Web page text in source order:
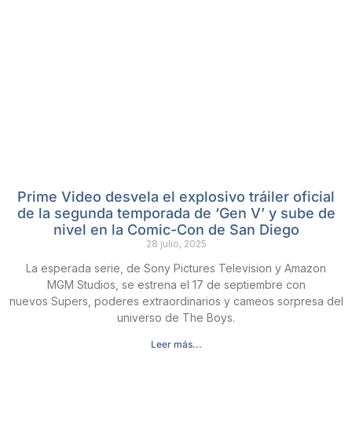
Prime Video desvela el explosivo tráiler oficial
de la segunda temporada de ‘Gen V’ y sube de
nivel en la Comic-Con de San Diego
28 julio, 2025
La esperada serie, de Sony Pictures Television y Amazon
MGM Studios, se estrena el 17 de septiembre con
nuevos Supers, poderes extraordinarios y cameos sorpresa del
universo de The Boys.
Leer más...